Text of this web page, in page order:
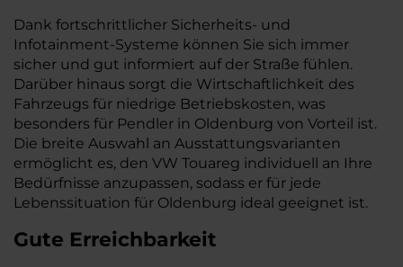
Dank fortschrittlicher Sicherheits- und
Infotainment-Systeme können Sie sich immer
sicher und gut informiert auf der Straße fühlen.
Darüber hinaus sorgt die Wirtschaftlichkeit des
Fahrzeugs für niedrige Betriebskosten, was
besonders für Pendler in Oldenburg von Vorteil ist.
Die breite Auswahl an Ausstattungsvarianten
ermöglicht es, den VW Touareg individuell an Ihre
Bedürfnisse anzupassen, sodass er für jede
Lebenssituation für Oldenburg ideal geeignet ist.
Gute Erreichbarkeit